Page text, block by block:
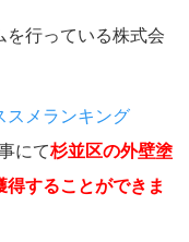
を行っている株式会
スメランキング
にて杉並区の外壁塗
することができま